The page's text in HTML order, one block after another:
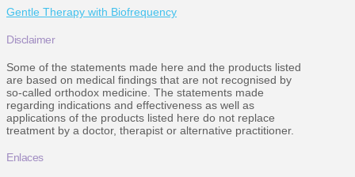
Gentle Therapy with Biofrequency
Disclaimer
Some of the statements made here and the products listed
are based on medical findings that are not recognised by
so-called orthodox medicine. The statements made
regarding indications and effectiveness as well as
applications of the products listed here do not replace
treatment by a doctor, therapist or alternative practitioner.
Enlaces